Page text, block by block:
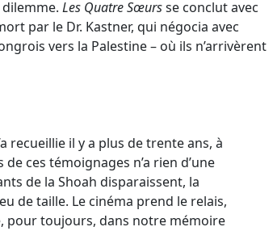
Les Quatre Sœursse conclut avec
par le Dr. Kastner, qui négocia avec
vers la Palestine – où ils n’arrivèrent
recueillie il y a plus de trente ans, à
ces témoignages n’a rien d’une
de la Shoah disparaissent, la
de taille. Le cinéma prend le relais,
pour toujours, dans notre mémoire